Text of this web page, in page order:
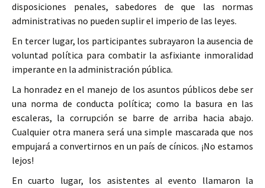
disposiciones penales, sabedores de que las normas
administrativas no pueden suplir el imperio de las leyes.
En tercer lugar, los participantes subrayaron la ausencia de
voluntad política para combatir la asfixiante inmoralidad
imperante en la administración pública.
La honradez en el manejo de los asuntos públicos debe ser
una norma de conducta política; como la basura en las
escaleras, la corrupción se barre de arriba hacia abajo.
Cualquier otra manera será una simple mascarada que nos
empujará a convertirnos en un país de cínicos. ¡No estamos
lejos!
En cuarto lugar, los asistentes al evento llamaron la